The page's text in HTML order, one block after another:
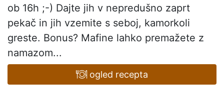
ob 16h ;-) Dajte jih v nepredušno zaprt
pekač in jih vzemite s seboj, kamorkoli
greste. Bonus? Mafine lahko premažete z
namazom...
ogled recepta